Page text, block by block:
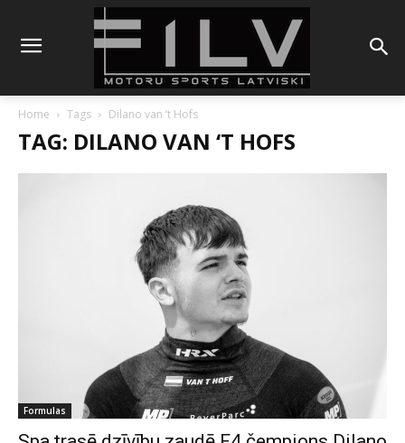
Home Tags Dilano van ‘t Hofs
TAG: DILANO VAN ‘T HOFS
Formulas